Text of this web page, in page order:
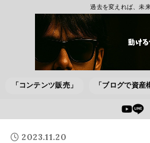
過去を変えれば、未
「コンテンツ販売」 「ブログで資産
2023.11.20